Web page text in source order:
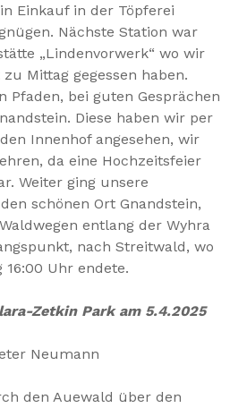
Einkauf in der Töpferei
Nächste Station war
„Lindenvorwerk“ wo wir
Mittag gegessen haben.
Pfaden, bei guten Gesprächen
Diese haben wir per
Innenhof angesehen, wir
da eine Hochzeitsfeier
Weiter ging unsere
schönen Ort Gnandstein,
entlang der Wyhra
nach Streitwald, wo
Uhr endete.
Zetkin Park am 5.4.2025
Neumann
den Auewald über den